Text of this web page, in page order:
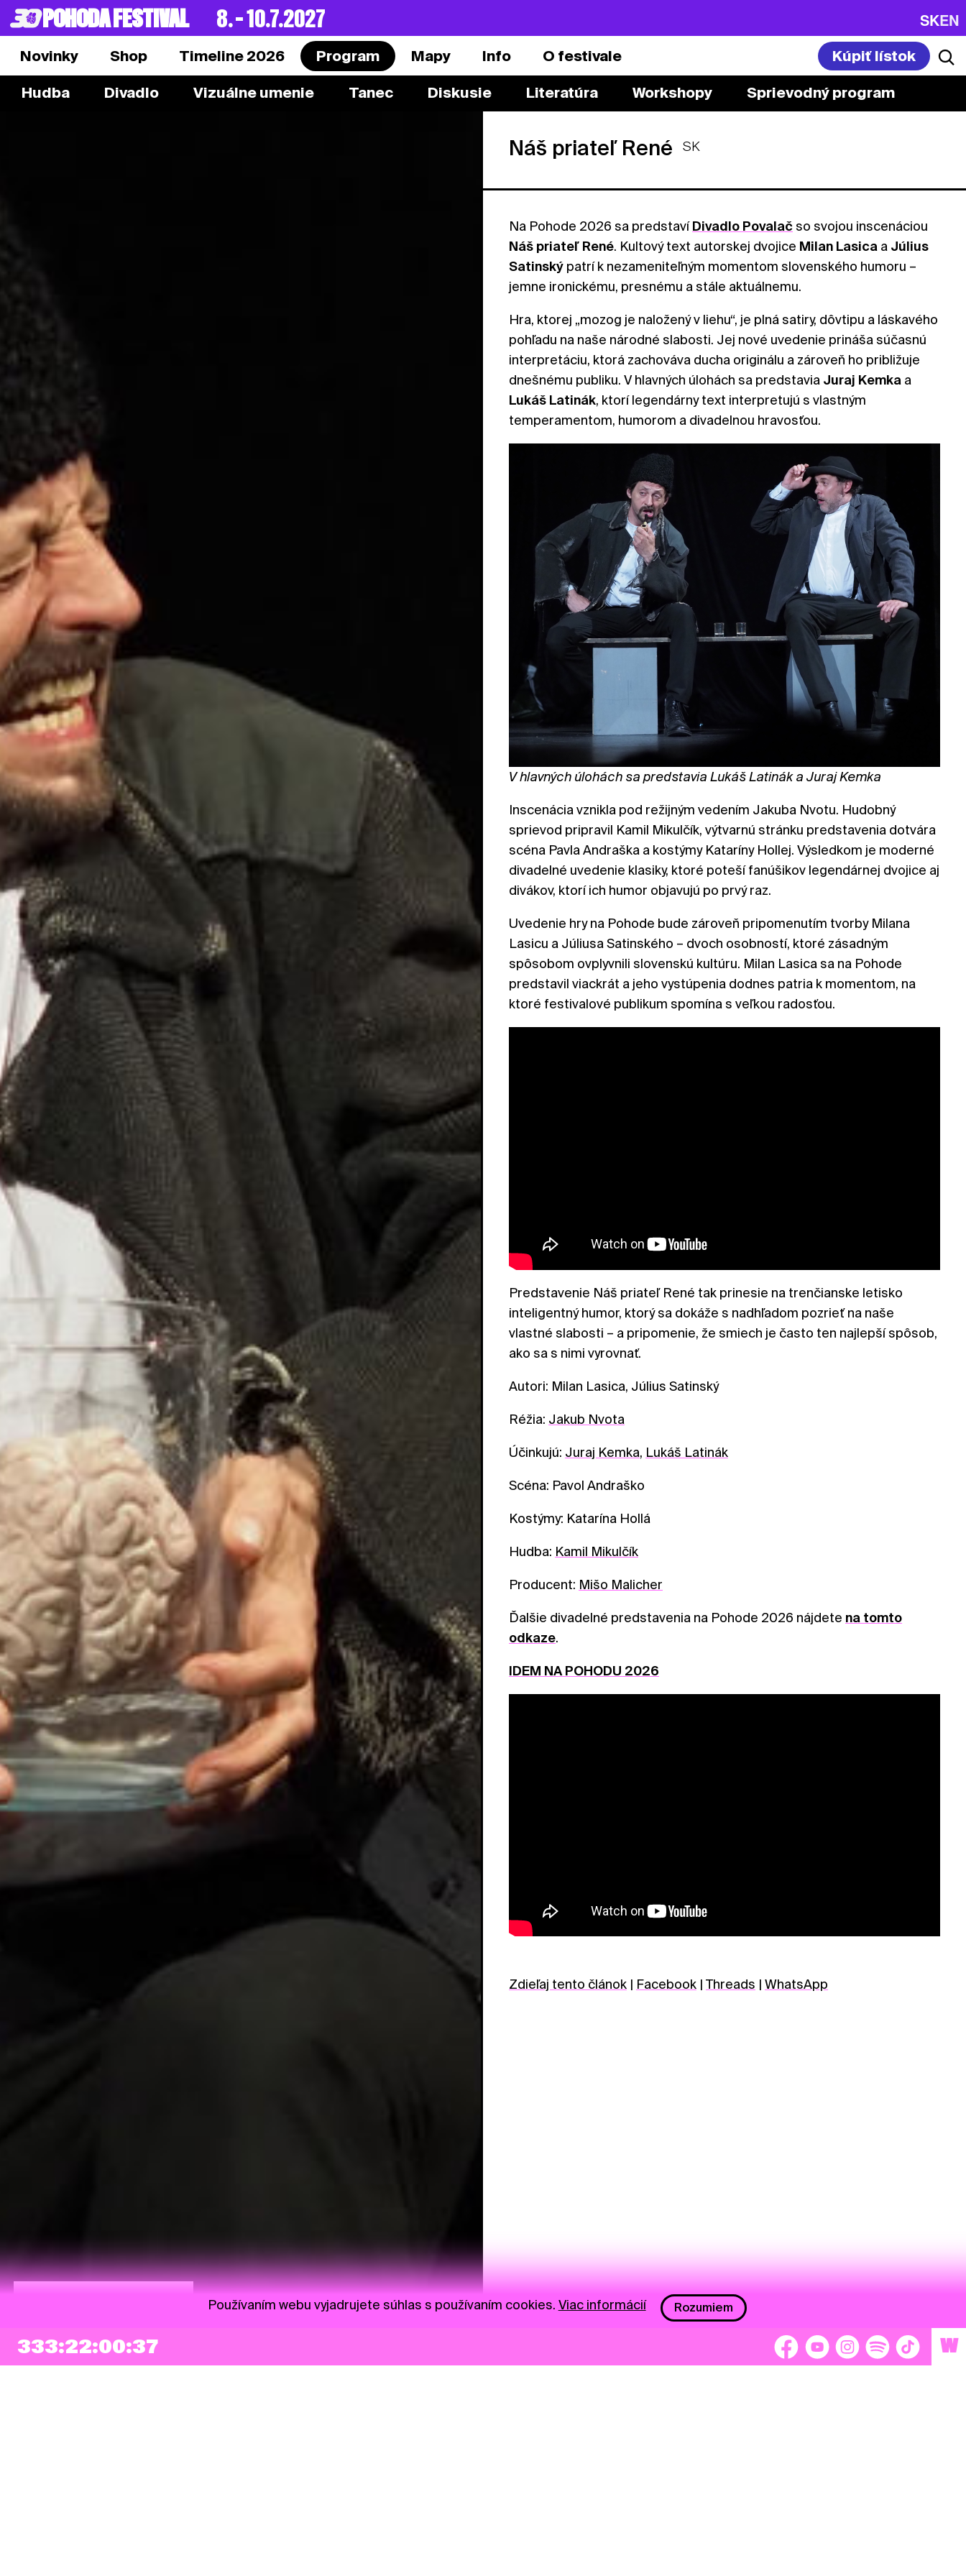
POHODA FESTIVAL 8. – 10.7.2027 SKEN
Novinky Shop Timeline 2026 Program
Hudba Divadlo Vizuálne umenie Tanec Diskusie Literatúra Workshopy Sprievodný program
Mapy Info O festivale Kúpiť lístok
Náš priateľ René SK
Na Pohode 2026 sa predstavíDivadlo Povalač so svojou inscenáciou
Náš priateľ René. Kultový text autorskej dvojice Milan Lasica a Július
Satinský patrí k nezameniteľným momentom slovenského humoru –
jemne ironickému, presnému a stále aktuálnemu.
Hra, ktorej „mozog je naložený v liehu“, je plná satiry, dôvtipu a láskavého
pohľadu na naše národné slabosti. Jej nové uvedenie prináša súčasnú
interpretáciu, ktorá zachováva ducha originálu a zároveň ho približuje
dnešnému publiku. V hlavných úlohách sa predstavia Juraj Kemka a
Lukáš Latinák, ktorí legendárny text interpretujú s vlastným
temperamentom, humorom a divadelnou hravosťou.
V hlavných úlohách sa predstavia Lukáš Latinák a Juraj Kemka
Inscenácia vznikla pod režijným vedením Jakuba Nvotu. Hudobný
sprievod pripravil Kamil Mikulčík, výtvarnú stránku predstavenia dotvára
scéna Pavla Andraška a kostýmy Kataríny Hollej. Výsledkom je moderné
divadelné uvedenie klasiky, ktoré poteší fanúšikov legendárnej dvojice aj
divákov, ktorí ich humor objavujú po prvý raz.
Uvedenie hry na Pohode bude zároveň pripomenutím tvorby Milana
Lasicu a Júliusa Satinského – dvoch osobností, ktoré zásadným
spôsobom ovplyvnili slovenskú kultúru. Milan Lasica sa na Pohode
predstavil viackrát a jeho vystúpenia dodnes patria k momentom, na
ktoré festivalové publikum spomína s veľkou radosťou.
Predstavenie Náš priateľ René tak prinesie na trenčianske letisko
inteligentný humor, ktorý sa dokáže s nadhľadom pozrieť na naše
vlastné slabosti – a pripomenie, že smiech je často ten najlepší spôsob,
ako sa s nimi vyrovnať.
Autori: Milan Lasica, Július Satinský
Réžia: Jakub Nvota
Účinkujú: Juraj Kemka, Lukáš Latinák
Scéna: Pavol Andraško
Kostýmy: Katarína Hollá
Hudba: Kamil Mikulčík
Producent: Mišo Malicher
Ďalšie divadelné predstavenia na Pohode 2026 nájdete na tomto
odkaze.
IDEM NA POHODU 2026
Zdieľaj tento článok | Facebook | Threads | WhatsApp
333:22:00:36 W
Používaním webu vyjadrujete súhlas s používaním cookies. Viac informácií Rozumiem